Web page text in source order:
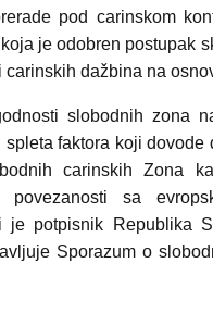
pod carinskom
je odobren postupak
dažbina na
slobodnih zona
faktora koji dovode
carinskih Zona
sa
je potpisnik Republika
Sporazum o